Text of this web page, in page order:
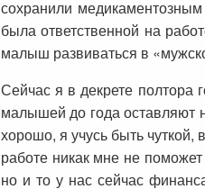
сохранили
была ответственной на
малыш развиваться в
Сейчас я в декрете полтора
малышей до года оставляют
хорошо, я учусь быть
работе никак мне не
но и то у нас сейчас